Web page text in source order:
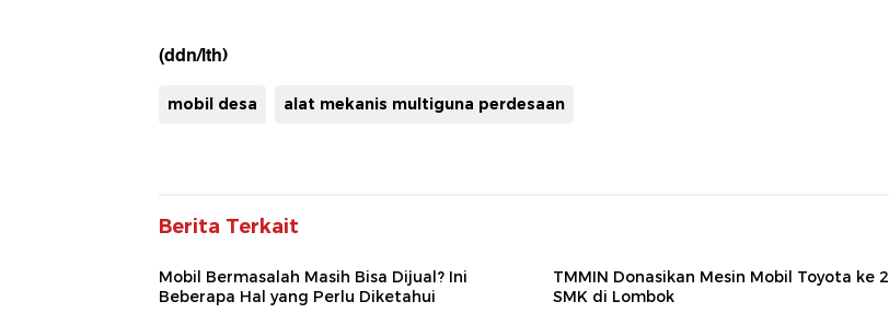
(ddn/lth)
mobil desa alat mekanis multiguna perdesaan
Berita Terkait
Mobil Bermasalah Masih Bisa Dijual? Ini
Beberapa Hal yang Perlu Diketahui
TMMIN Donasikan Mesin Mobil Toyota ke 2
SMK di Lombok